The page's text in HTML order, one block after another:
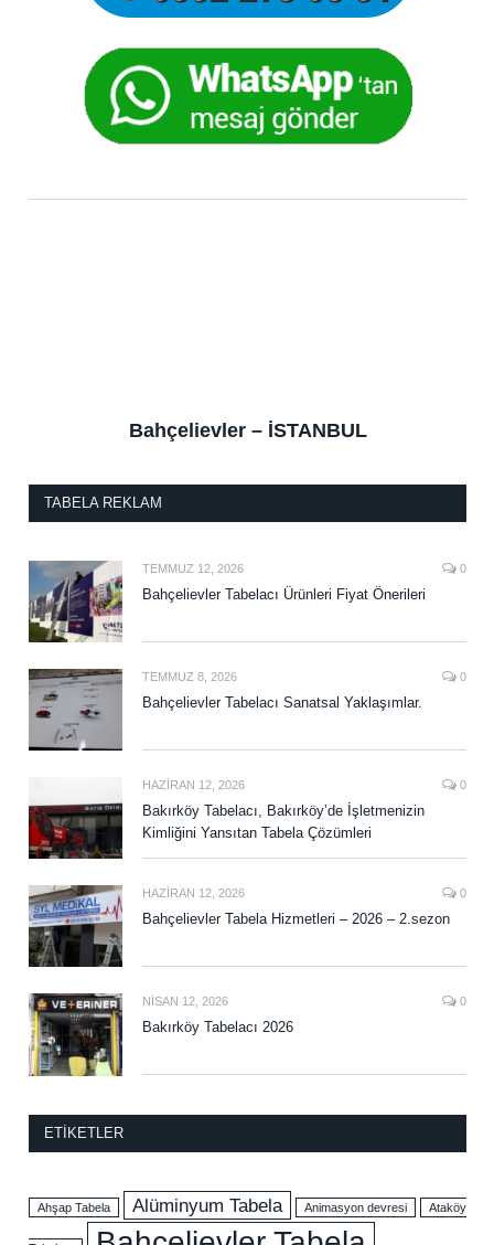
Bahçelievler – İSTANBUL
TABELA REKLAM
TEMMUZ 12, 2026 0
Bahçelievler Tabelacı Ürünleri Fiyat Önerileri
TEMMUZ 8, 2026 0
Bahçelievler Tabelacı Sanatsal Yaklaşımlar.
HAZIRAN 12, 2026 0
Bakırköy Tabelacı, Bakırköy’de İşletmenizin
Kimliğini Yansıtan Tabela Çözümleri
HAZIRAN 12, 2026 0
Bahçelievler Tabela Hizmetleri – 2026 – 2.sezon
NISAN 12, 2026 0
Bakırköy Tabelacı 2026
ETIKETLER
Ahşap Tabela Alüminyum Tabela Animasyon devresi Ataköy